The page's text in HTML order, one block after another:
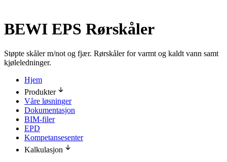
BEWI EPS Rørskåler
Støpte skåler m/not og fjær. Rørskåler for varmt og kaldt vann samt
kjøleledninger.
Hjem
Produkter
Våre løsninger
Dokumentasjon
BIM-filer
EPD
Kompetansesenter
Kalkulasjon